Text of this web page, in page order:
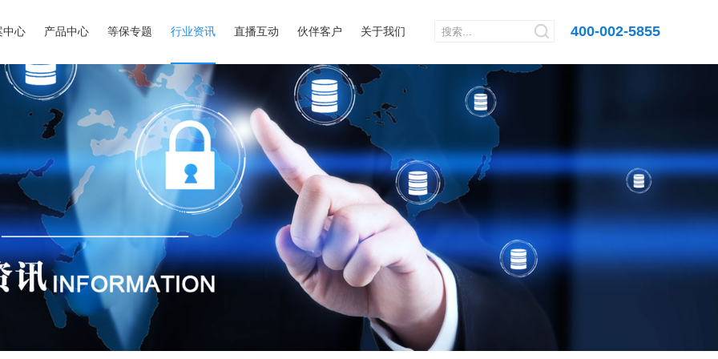
400-002-5855
中心 产品中心 等保专题 行业资讯 直播互动 伙伴客户 关于我们